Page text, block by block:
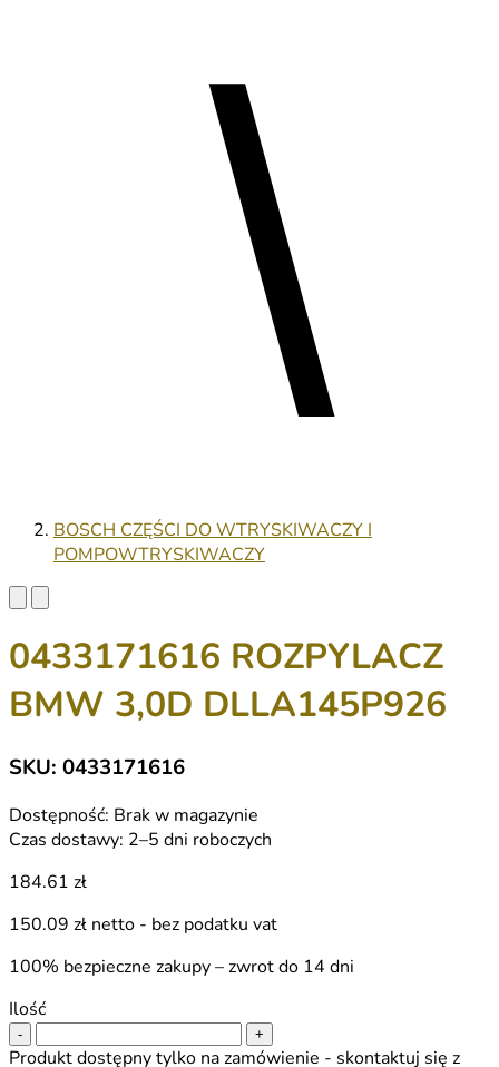
BOSCH CZĘŚCI DO WTRYSKIWACZY I
POMPOWTRYSKIWACZY
0433171616 ROZPYLACZ
BMW 3,0D DLLA145P926
SKU: 0433171616
Dostępność: Brak w magazynie
Czas dostawy: 2–5 dni roboczych
184.61 zł
150.09 zł netto - bez podatku vat
100% bezpieczne zakupy – zwrot do 14 dni
Ilość
- +
Produkt dostępny tylko na zamówienie - skontaktuj się z